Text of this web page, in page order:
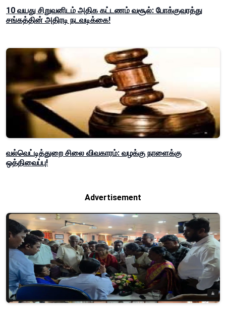
10 வயது சிறுவனிடம் அதிக கட்டணம் வசூல்: போக்குவரத்து
சங்கத்தின் அதிரடி நடவடிக்கை!
வல்வெட்டித்துறை சிலை விவகாரம்: வழக்கு நாளைக்கு
ஒத்திவைப்பு!
Advertisement